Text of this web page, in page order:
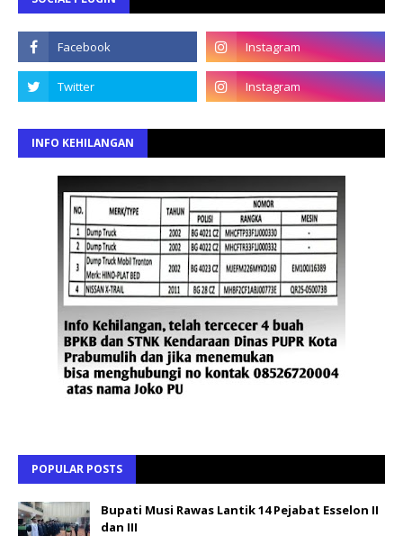
INFO KEHILANGAN
POPULAR POSTS
Bupati Musi Rawas Lantik 14 Pejabat Esselon II
dan III